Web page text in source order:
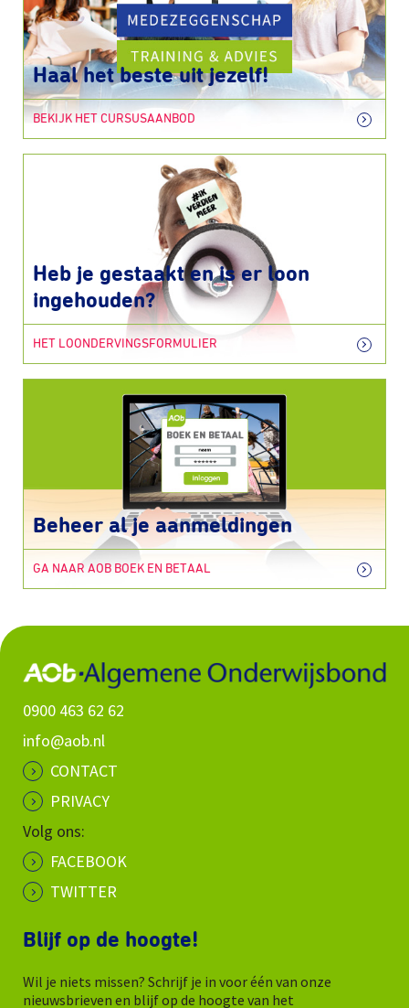
Haal het beste uit jezelf!
BEKIJK HET CURSUSAANBOD
Heb je gestaakt en is er loon
ingehouden?
HET LOONDERVINGSFORMULIER
Beheer al je aanmeldingen
GA NAAR AOB BOEK EN BETAAL
0900 463 62 62
info@aob.nl
CONTACT
PRIVACY
Volg ons:
FACEBOOK
TWITTER
Blijf op de hoogte!
Wil je niets missen? Schrijf je in voor één van onze
nieuwsbrieven en blijf op de hoogte van het